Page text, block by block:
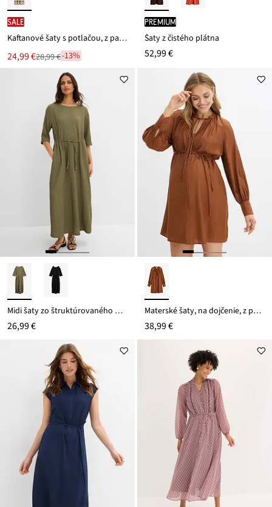
SALE
Kaftanové šaty s potlačou, z padavej viskózy
Nová
cena
24,99 €
Zľava 28,99 €-13%
PREMIUM
Šaty z čistého plátna
52,99 €
Midi šaty zo štruktúrovaného materiálu
26,99 €
Materské šaty, na dojčenie, z padavej viskózy
38,99 €